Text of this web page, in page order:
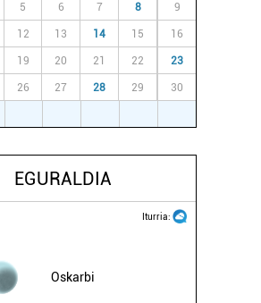
5 6 7 8 9
12 13 14 15 16
19 20 21 22 23
26 27 28 29 30
EGURALDIA
Iturria:
Oskarbi